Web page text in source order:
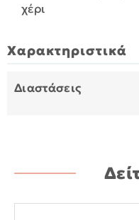
χέρι
Χαρακτηριστικά
Διαστάσεις